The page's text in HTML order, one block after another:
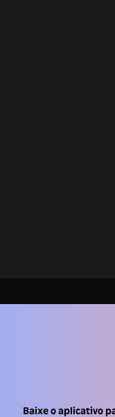
Baixe o aplicativo
Central de ajuda